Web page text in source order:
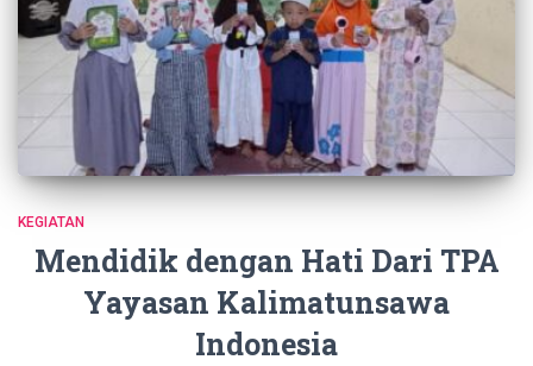
KEGIATAN
Mendidik dengan Hati Dari TPA
Yayasan Kalimatunsawa
Indonesia